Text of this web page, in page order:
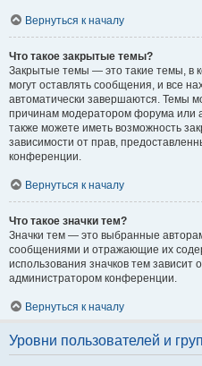
Вернуться к началу
Что такое закрытые темы?
Закрытые темы — это такие темы, в
могут оставлять сообщения, и все
автоматически завершаются. Темы
причинам модератором форума или
также можете иметь возможность
зависимости от прав,
конференции.
Вернуться к началу
Что такое значки тем?
Значки тем — это выбранные
сообщениями и отражающие их
использования значков тем
администратором конференции.
Вернуться к началу
Уровни пользователей и